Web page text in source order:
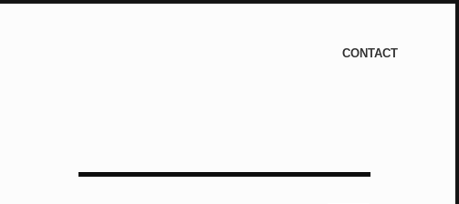
CONTACT